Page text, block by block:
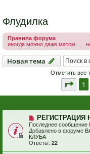
Флудилка
Правила форума
иногда можно даже матом......
Новая тема
Новаятема
Отметить все
1
Последнее сообщение
Добавлено в форуме
КЛУБА
Ответы: 22